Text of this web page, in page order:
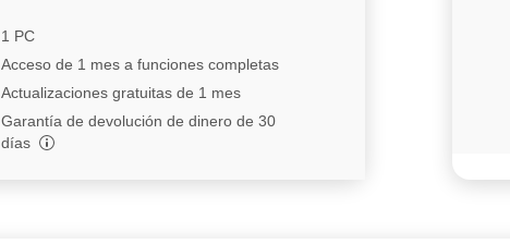
1 PC
Acceso de 1 mes a funciones completas
Actualizaciones gratuitas de 1 mes
Garantía de devolución de dinero de 30
días